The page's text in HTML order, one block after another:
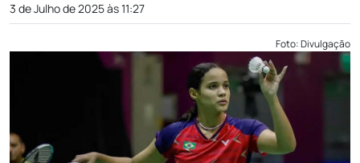
3 de Julho de 2025 às 11:27
Foto: Divulgação